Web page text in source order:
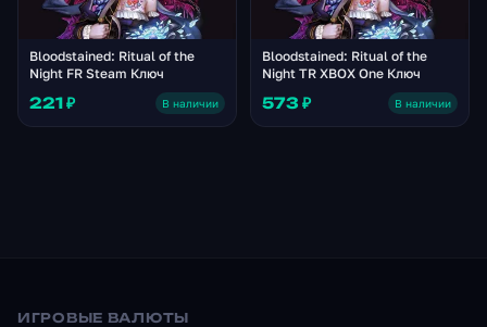
Bloodstained: Ritual of the
Night FR Steam Ключ
221 ₽ В наличии
Bloodstained: Ritual of the
Night TR XBOX One Ключ
573 ₽ В наличии
ИГРОВЫЕ ВАЛЮТЫ